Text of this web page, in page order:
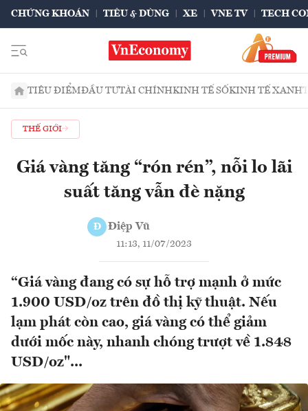
CHỨNG KHOÁN TIÊU & DÙNG XE VNE TV TECH
TIÊU ĐIỂMĐẦU TƯTÀI CHÍNHKINH TẾ SỐKINH TẾ XANH
THẾ GIỚI
Giá vàng tăng “rón rén”, nỗi lo lãi
suất tăng vẫn đè nặng
Đ Điệp Vũ
11:13, 11/07/2023
“Giá vàng đang có sự hỗ trợ mạnh ở mức
1.900 USD/oz trên đồ thị kỹ thuật. Nếu
lạm phát còn cao, giá vàng có thể giảm
dưới mốc này, nhanh chóng trượt về 1.848
USD/oz"...